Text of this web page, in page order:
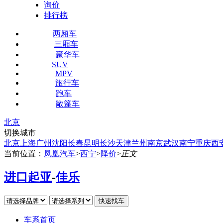
询价
排行榜
两厢车
三厢车
豪华车
SUV
MPV
旅行车
跑车
敞篷车
北京
切换城市
北京 上海广州沈阳长春昆明长沙天津兰州南京武汉南宁重庆西
当前位置： 凤凰汽车>西宁>降价>正文
进口起亚-佳乐
车系首页